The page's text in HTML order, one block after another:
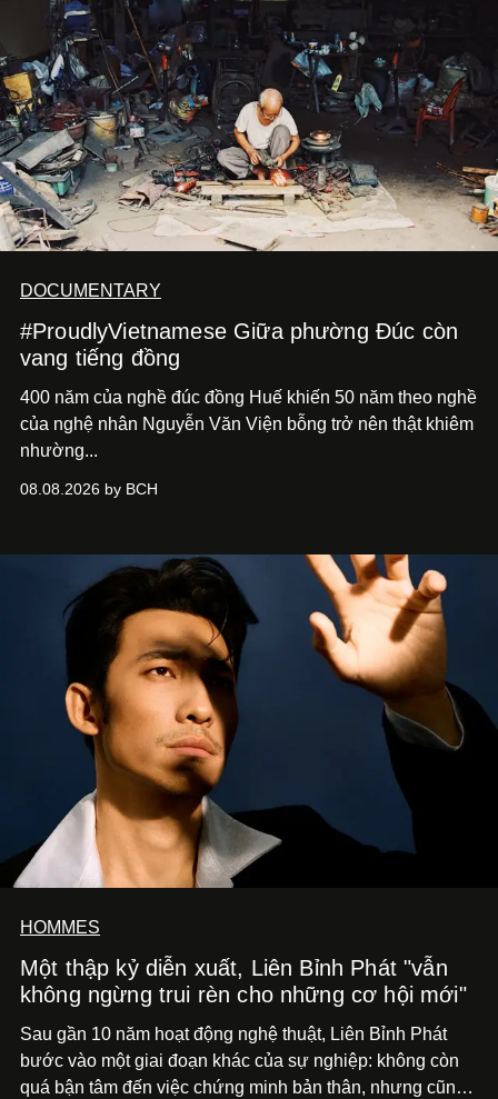
DOCUMENTARY
#ProudlyVietnamese Giữa phường Đúc còn
vang tiếng đồng
400 năm của nghề đúc đồng Huế khiến 50 năm theo nghề
của nghệ nhân Nguyễn Văn Viện bỗng trở nên thật khiêm
nhường...
08.08.2026 by BCH
HOMMES
Một thập kỷ diễn xuất, Liên Bỉnh Phát "vẫn
không ngừng trui rèn cho những cơ hội mới"
Sau gần 10 năm hoạt động nghệ thuật, Liên Bỉnh Phát
bước vào một giai đoạn khác của sự nghiệp: không còn
quá bận tâm đến việc chứng minh bản thân, nhưng cũng